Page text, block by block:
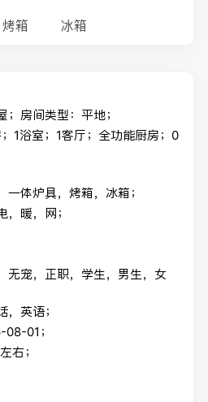
烤箱 冰箱
；房间类型：平地；
1浴室；1客厅；全功能厨房；0
一体炉具，烤箱，冰箱；
，暖，网；
无宠，正职，学生，男生，女
，英语；
01；
右；